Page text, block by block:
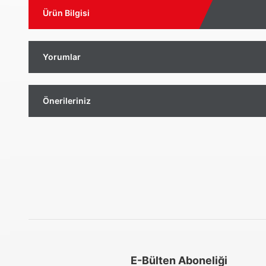
Ürün Bilgisi
Yorumlar
Önerileriniz
E-Bülten Aboneliği